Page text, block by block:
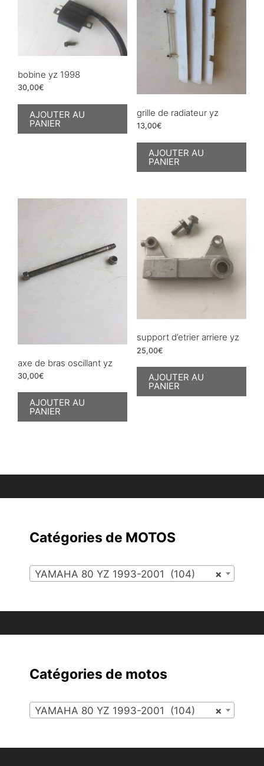
bobine yz 1998
30,00€
AJOUTER AU
PANIER
grille de radiateur yz
13,00€
AJOUTER AU
PANIER
axe de bras oscillant yz
30,00€
AJOUTER AU
PANIER
support d’etrier arriere yz
25,00€
AJOUTER AU
PANIER
Catégories de MOTOS
×
YAMAHA 80 YZ 1993-2001 (104)
Catégories de motos
×
YAMAHA 80 YZ 1993-2001 (104)